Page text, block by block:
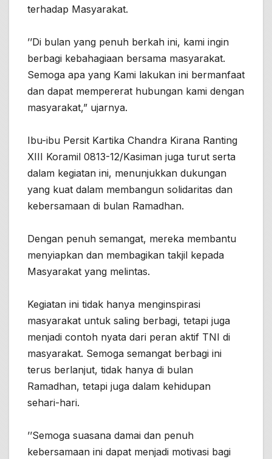
terhadap Masyarakat.
’’Di bulan yang penuh berkah ini, kami ingin
berbagi kebahagiaan bersama masyarakat.
Semoga apa yang Kami lakukan ini bermanfaat
dan dapat mempererat hubungan kami dengan
masyarakat,” ujarnya.
Ibu-ibu Persit Kartika Chandra Kirana Ranting
XIII Koramil 0813-12/Kasiman juga turut serta
dalam kegiatan ini, menunjukkan dukungan
yang kuat dalam membangun solidaritas dan
kebersamaan di bulan Ramadhan.
Dengan penuh semangat, mereka membantu
menyiapkan dan membagikan takjil kepada
Masyarakat yang melintas.
Kegiatan ini tidak hanya menginspirasi
masyarakat untuk saling berbagi, tetapi juga
menjadi contoh nyata dari peran aktif TNI di
masyarakat. Semoga semangat berbagi ini
terus berlanjut, tidak hanya di bulan
Ramadhan, tetapi juga dalam kehidupan
sehari-hari.
’’Semoga suasana damai dan penuh
kebersamaan ini dapat menjadi motivasi bagi